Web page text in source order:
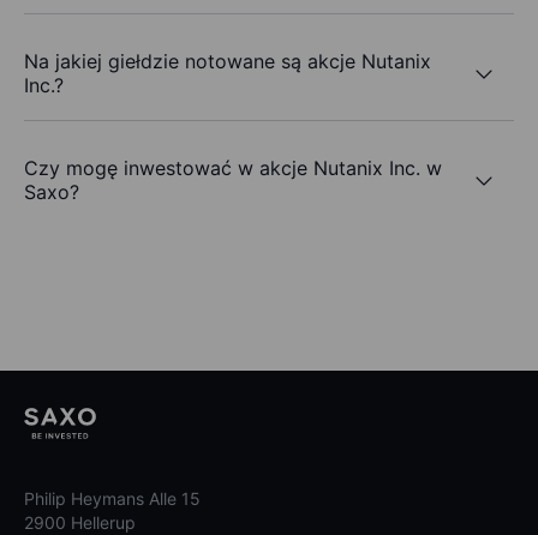
Na jakiej giełdzie notowane są akcje Nutanix
Inc.?
Czy mogę inwestować w akcje Nutanix Inc. w
Saxo?
Philip Heymans Alle 15
2900 Hellerup